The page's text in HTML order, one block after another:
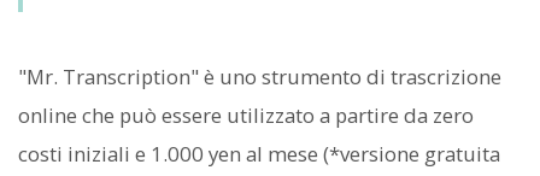
"Mr. Transcription" è uno strumento di trascrizione
online che può essere utilizzato a partire da zero
costi iniziali e 1.000 yen al mese (*versione gratuita